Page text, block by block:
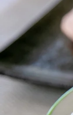
えた。
になって
りまし
がら、美